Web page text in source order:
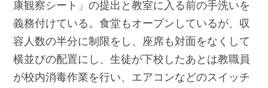
康観察シート」の提出と教室に入る前の手洗いを
義務付けている。食堂もオープンしているが、収
容人数の半分に制限をし、座席も対面をなくして
横並びの配置にし、生徒が下校したあとは教職員
が校内消毒作業を行い、エアコンなどのスイッチ